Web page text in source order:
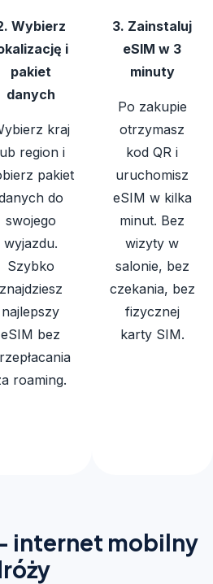
Wybierz
i
pakiet
danych
kraj
region i
pakiet
do
swojego
wyjazdu.
Szybko
znajdziesz
najlepszy
eSIM bez
roaming.
3. Zainstaluj
eSIM w 3
minuty
Po zakupie
otrzymasz
kod QR i
uruchomisz
eSIM w kilka
minut. Bez
wizyty w
salonie, bez
czekania, bez
fizycznej
karty SIM.
internet mobilny